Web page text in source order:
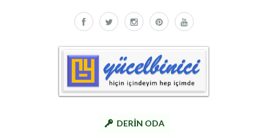
DERİN ODA